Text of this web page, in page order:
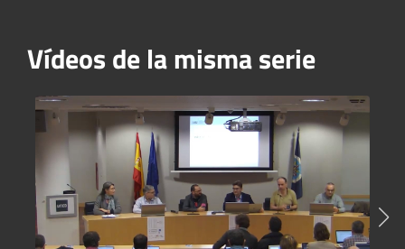
Vídeos de la misma serie